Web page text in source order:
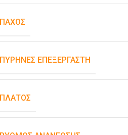
ΠΆΧΟΣ
ΠΥΡΉΝΕΣ ΕΠΕΞΕΡΓΑΣΤΉ
ΠΛΆΤΟΣ